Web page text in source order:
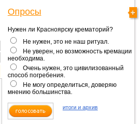
Опросы
Нужен ли Красноярску крематорий?
Не нужен, это не наш ритуал.
Не уверен, но возможность кремации
необходима.
Очень нужен, это цивилизованный
способ погребения.
Не могу определиться, доверяю
мнению большинства.
итоги и архив